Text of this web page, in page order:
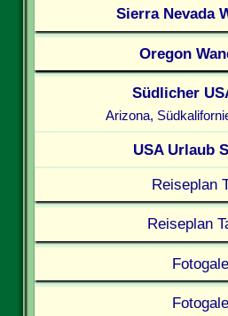
Sierra Nevada
Oregon
Südlicher
Arizona,
USA Urlaub
Reiseplan
Reiseplan